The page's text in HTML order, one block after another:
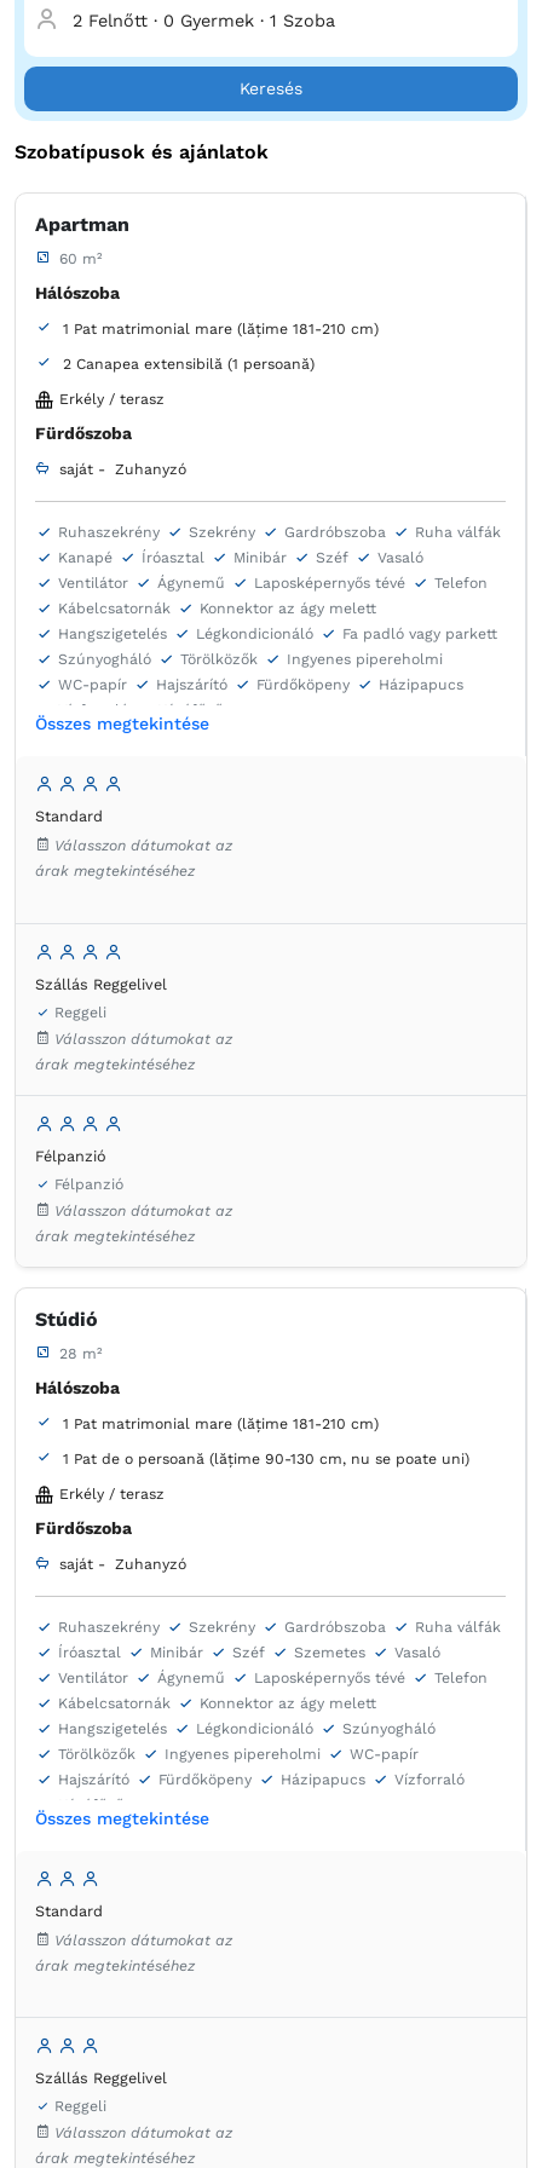
2 Felnőtt · 0 Gyermek · 1 Szoba
Keresés
Szobatípusok és ajánlatok
Apartman
60 m²
Hálószoba
1 Pat matrimonial mare (lățime 181-210 cm)
2 Canapea extensibilă (1 persoană)
Erkély / terasz
Fürdőszoba
saját - Zuhanyzó
Ruhaszekrény Szekrény Gardróbszoba
Ruha válfák
Kanapé
Íróasztal Minibár Széf
Vasaló
Ventilátor
Ágynemű Laposképernyős tévé
Telefon
Kábelcsatornák
Konnektor az ágy melett
Hangszigetelés
Légkondicionáló
Fa padló vagy parkett
Szúnyogháló
Törölközők
Ingyenes pipereholmi
WC-papír
Hajszárító Fürdőköpeny
Házipapucs
Vízforraló
Kávéfőző
Összes megtekintése
Standard
Válasszon dátumokat az
árak megtekintéséhez
Szállás Reggelivel
Reggeli
Válasszon dátumokat az
árak megtekintéséhez
Félpanzió
Félpanzió
Válasszon dátumokat az
árak megtekintéséhez
Stúdió
28 m²
Hálószoba
1 Pat matrimonial mare (lățime 181-210 cm)
1 Pat de o persoană (lățime 90-130 cm, nu se poate uni)
Erkély / terasz
Fürdőszoba
saját - Zuhanyzó
Ruhaszekrény Szekrény Gardróbszoba
Ruha válfák
Íróasztal
Minibár Széf Szemetes
Vasaló
Ventilátor
Ágynemű Laposképernyős tévé
Telefon
Kábelcsatornák
Konnektor az ágy melett
Hangszigetelés
Légkondicionáló
Szúnyogháló
Törölközők
Ingyenes pipereholmi
WC-papír
Hajszárító
Fürdőköpeny Házipapucs
Vízforraló
Kávéfőző
Összes megtekintése
Standard
Válasszon dátumokat az
árak megtekintéséhez
Szállás Reggelivel
Reggeli
Válasszon dátumokat az
árak megtekintéséhez